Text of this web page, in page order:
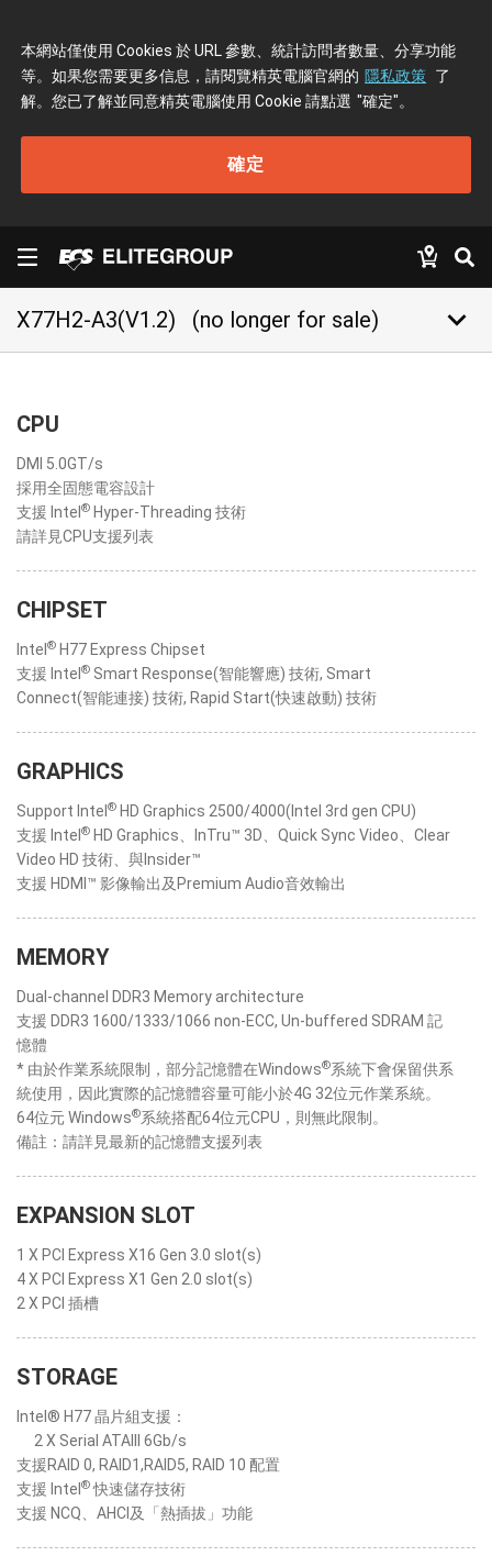
本網站僅使用 Cookies 於 URL 參數、統計訪問者數量、分享功能
等。如果您需要更多信息，請閱覽精英電腦官網的 隱私政策 了
解。您已了解並同意精英電腦使用 Cookie 請點選 "確定"。
確定
X77H2-A3(V1.2) (no longer for sale) keyboard_arrow_down
CPU
DMI 5.0GT/s
採用全固態電容設計
支援 Intel ® Hyper-Threading 技術
請詳見CPU支援列表
CHIPSET
Intel ® H77 Express Chipset
支援 Intel ® Smart Response(智能響應) 技術, Smart
Connect(智能連接) 技術, Rapid Start(快速啟動) 技術
GRAPHICS
Support Intel ® HD Graphics 2500/4000(Intel 3rd gen CPU)
支援 Intel ® HD Graphics、InTru™ 3D、Quick Sync Video、Clear
Video HD 技術、與Insider™
支援 HDMI™ 影像輸出及Premium Audio音效輸出
MEMORY
Dual-channel DDR3 Memory architecture
支援 DDR3 1600/1333/1066 non-ECC, Un-buffered SDRAM 記
憶體
* 由於作業系統限制，部分記憶體在Windows®系統下會保留供系
統使用，因此實際的記憶體容量可能小於4G 32位元作業系統。
64位元 Windows®系統搭配64位元CPU，則無此限制。
備註：請詳見最新的記憶體支援列表
EXPANSION SLOT
1 X PCI Express X16 Gen 3.0 slot(s)
4 X PCI Express X1 Gen 2.0 slot(s)
2 X PCI 插槽
STORAGE
Intel® H77 晶片組支援：
2 X Serial ATAIII 6Gb/s
支援RAID 0, RAID1,RAID5, RAID 10 配置
支援 Intel ®快速儲存技術
支援 NCQ、AHCI及「熱插拔」功能